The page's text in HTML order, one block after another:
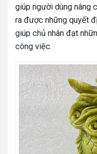
giúp người dùng nâng
ra được những quyết
giúp chủ nhân đạt
công việc.